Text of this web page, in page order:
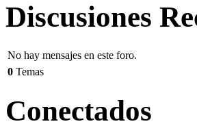
Discusiones
No hay mensajes en este foro.
0 Temas
Conectados